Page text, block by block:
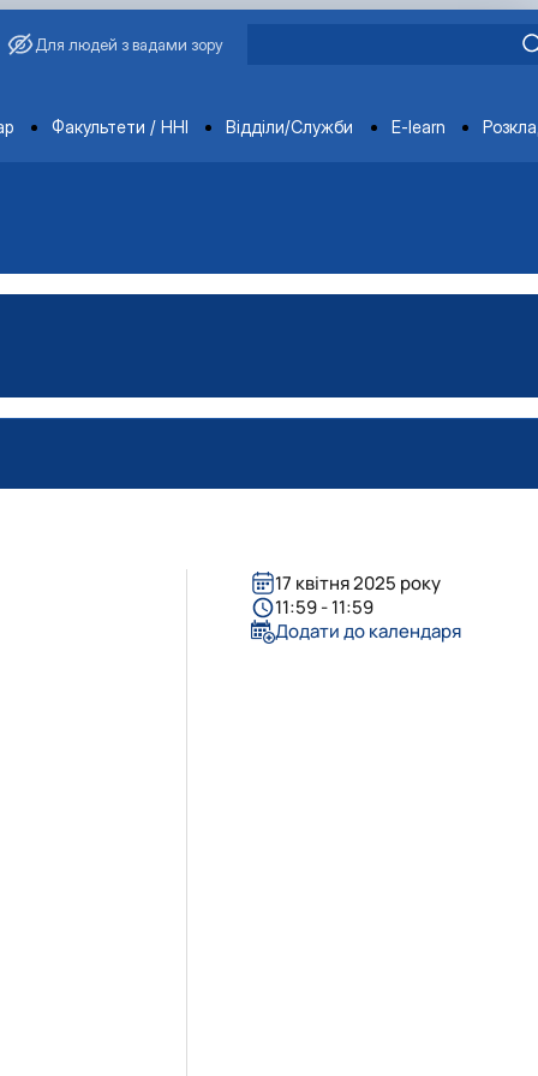
Для людей з вадами зору
Факультети / ННІ Відділи/Служби E-learn
17 квітня 2025 року
11:59 - 11:59
Додати до календаря